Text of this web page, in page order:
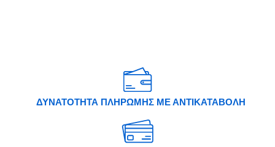
ΔΥΝΑΤΟΤΗΤΑ ΠΛΗΡΩΜΗΣ ΜΕ ΑΝΤΙΚΑΤΑΒΟΛΗ